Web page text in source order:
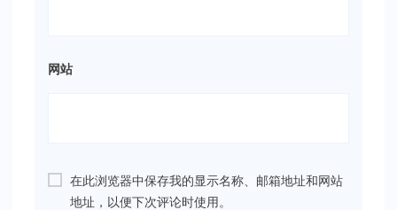
网站
在此浏览器中保存我的显示名称、邮箱地址和网站
地址，以便下次评论时使用。